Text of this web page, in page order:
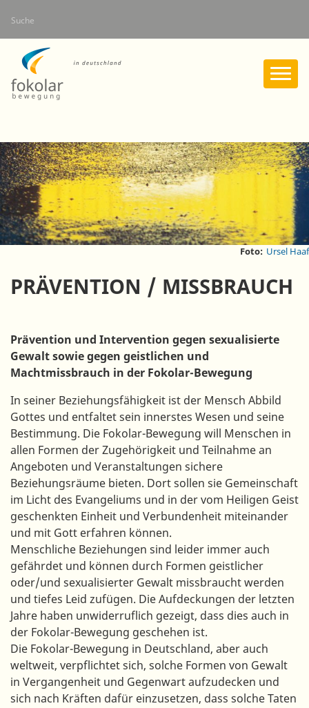
Inhalt
Suche
Foto: Ursel Haaf
PRÄVENTION / MISSBRAUCH
Prävention und Intervention gegen sexualisierte
Gewalt sowie gegen geistlichen und
Machtmissbrauch in der Fokolar-Bewegung
In seiner Beziehungsfähigkeit ist der Mensch Abbild
Gottes und entfaltet sein innerstes Wesen und seine
Bestimmung. Die Fokolar-Bewegung will Menschen in
allen Formen der Zugehörigkeit und Teilnahme an
Angeboten und Veranstaltungen sichere
Beziehungsräume bieten. Dort sollen sie Gemeinschaft
im Licht des Evangeliums und in der vom Heiligen Geist
geschenkten Einheit und Verbundenheit miteinander
und mit Gott erfahren können.
Menschliche Beziehungen sind leider immer auch
gefährdet und können durch Formen geistlicher
oder/und sexualisierter Gewalt missbraucht werden
und tiefes Leid zufügen. Die Aufdeckungen der letzten
Jahre haben unwiderruflich gezeigt, dass dies auch in
der Fokolar-Bewegung geschehen ist.
Die Fokolar-Bewegung in Deutschland, aber auch
weltweit, verpflichtet sich, solche Formen von Gewalt
in Vergangenheit und Gegenwart aufzudecken und
sich nach Kräften dafür einzusetzen, dass solche Taten